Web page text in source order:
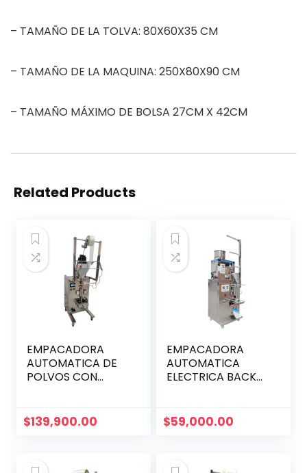
– TAMAÑO DE LA TOLVA: 80X60X35 CM
– TAMAÑO DE LA MAQUINA: 250X80X90 CM
– TAMAÑO MÁXIMO DE BOLSA 27CM X 42CM
Related Products
EMPACADORA
AUTOMATICA DE
POLVOS CON
CAPACIDAD DE 2 A
200 GRAMOS
$139,900.00
EMPACADORA
AUTOMATICA
ELECTRICA BACK
$59,000.00